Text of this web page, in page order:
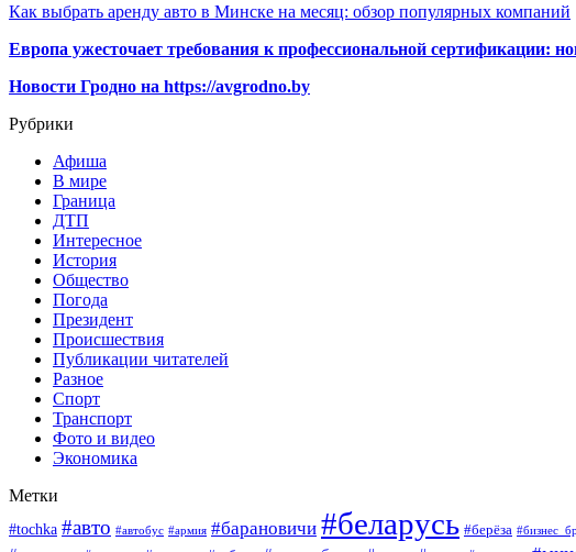
Как выбрать аренду авто в Минске на месяц: обзор популярных компаний
Европа ужесточает требования к профессиональной сертификации:
Новости Гродно на https://avgrodno.by
Рубрики
Афиша
В мире
Граница
ДТП
Интересное
История
Общество
Погода
Президент
Происшествия
Публикации читателей
Разное
Спорт
Транспорт
Фото и видео
Экономика
Метки
#tochka #авто #автобус #армия #барановичи #беларусь #берёза